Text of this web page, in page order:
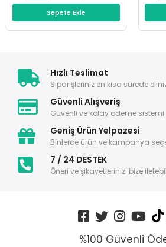
Sepete Ekle
Hızlı Teslimat
Siparişleriniz en kısa sürede
Güvenli Alışveriş
Güvenli ve kolay ödeme sistemi
Geniş Ürün Yelpazesi
Binlerce ürün ve kampanya
7 / 24 DESTEK
Öneri ve şikayetlerinizi bize
%100 Güvenli